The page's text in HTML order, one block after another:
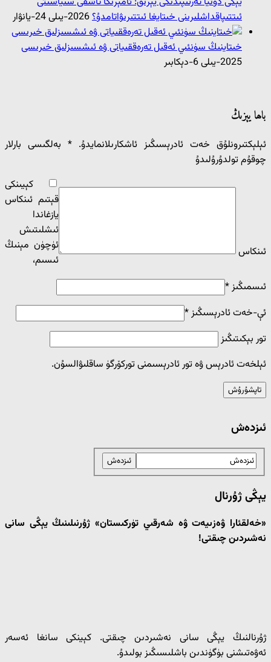
ئىتتىپاقداشلىرىنى خىتايغا ئىتتىرىۋاتامدۇ؟2026-يىلى 24-يانۋار
خىتاينىڭ سۈنئىي ئەقىل تەرەققىياتى ۋە ئىشسىزلىق خىرىسى
2025-يىلى 6-دېكابىر
باھا يېزىڭ
ئېلېكتىرونلۇق خەت ئادرېسىڭىز ئاشكارىلانمايدۇ. * بەلگىسى بارلار
چوقۇم تولدۇرۇلىدۇ
ئىنكاس
ئىسمىڭىز*
ئې-خەت ئادرېسىڭىز*
تور بېكىتىڭىز
كېيىنكى
قېتىم ئىنكاس
يازغاندا
ئ‍ىشلىتىش
ئۈچۈن مېنىڭ
ئ‍ىسىم،
ئېلخەت ئادرېس ۋە تور ئادرېسىمنى توركۆرگۈ ساقلىۋالسۇن.
ئىزدەش
يېڭى ژۇرنال
«خەلقئارا ۋەزىيەت ۋە شەرقىي تۈركىستان» ژۇرنىلىنىڭ يېڭى سانى
نەشىردىن چىقتى!
ژۇرنالنىڭ يېڭى سانى نەشىردىن چىقتى. كېينكى سانغا ئەسەر
ئەۋەتىشنى بۈگۈندىن باشلىسىڭىز بولىدۇ.